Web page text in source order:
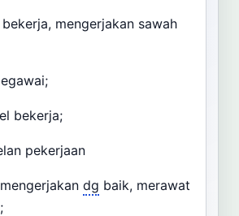
bekerja, mengerjakan sawah
bekerja;
pekerjaan
mengerjakan dg baik, merawat